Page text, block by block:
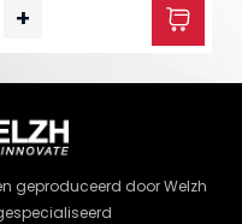
+
geproduceerd door Welzh